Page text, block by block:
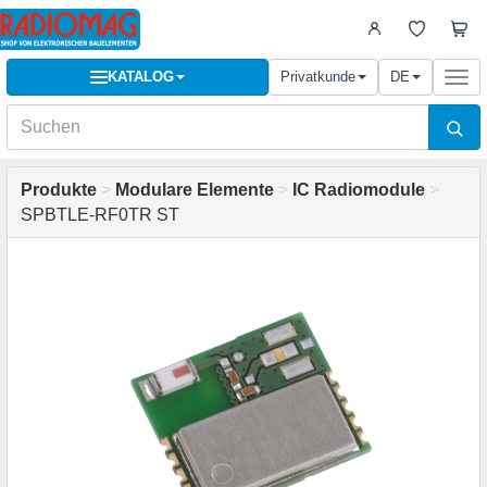
KATALOG Privatkunde DE
Produkte > Modulare Elemente > IC Radiomodule >
SPBTLE-RF0TR ST